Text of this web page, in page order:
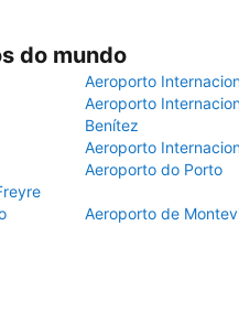
do mundo
Aeroporto
Aeroporto
Benítez
Aeroporto
Aeroporto do Porto
Aeroporto de